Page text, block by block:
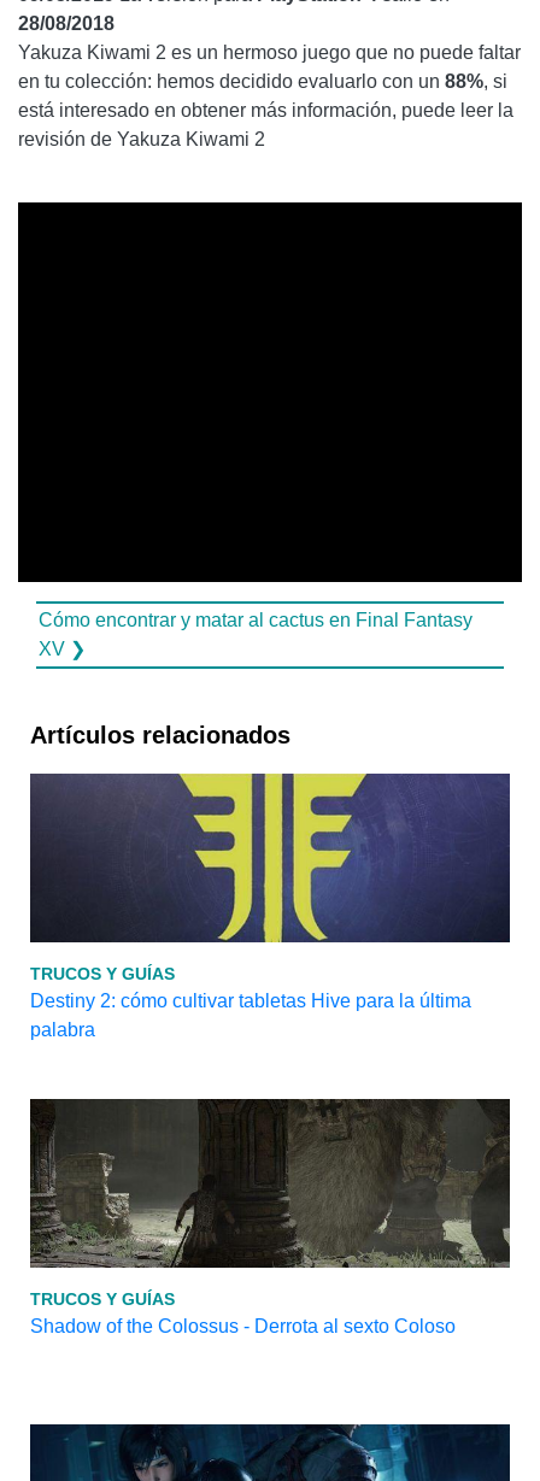
28/08/2018
Yakuza Kiwami 2 es un hermoso juego que no puede faltar
en tu colección: hemos decidido evaluarlo con un 88%, si
está interesado en obtener más información, puede leer la
revisión de Yakuza Kiwami 2
Cómo encontrar y matar al cactus en Final Fantasy
XV ❯
Artículos relacionados
TRUCOS Y GUÍAS
Destiny 2: cómo cultivar tabletas Hive para la última
palabra
TRUCOS Y GUÍAS
Shadow of the Colossus - Derrota al sexto Coloso